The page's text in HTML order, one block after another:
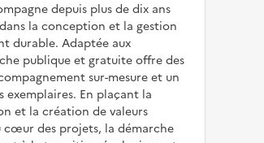
depuis plus de dix ans
la conception et la gestion
durable. Adaptée aux
publique et gratuite offre des
sur-mesure et un
exemplaires. En plaçant la
et la création de valeurs
des projets, la démarche